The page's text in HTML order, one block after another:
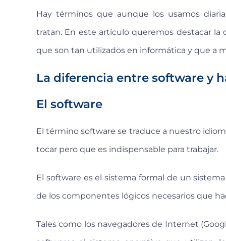
Hay términos que aunque los usamos
tratan. En este artículo queremos destacar
que son tan utilizados en informática y que a
La diferencia entre software y
El software
El término software se traduce a nuestro
tocar pero que es indispensable para trabajar.
El software es el sistema formal de un
de los componentes lógicos necesarios que
Tales como los navegadores de Internet